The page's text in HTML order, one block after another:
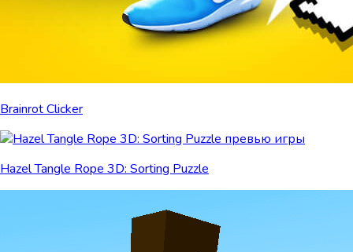
Brainrot Clicker
Hazel Tangle Rope 3D: Sorting Puzzle